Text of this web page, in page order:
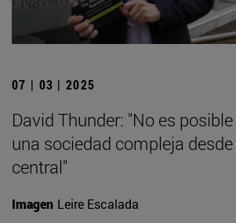
07 | 03 | 2025
David Thunder: "No es
una sociedad compleja
central"
Imagen Leire Escalada